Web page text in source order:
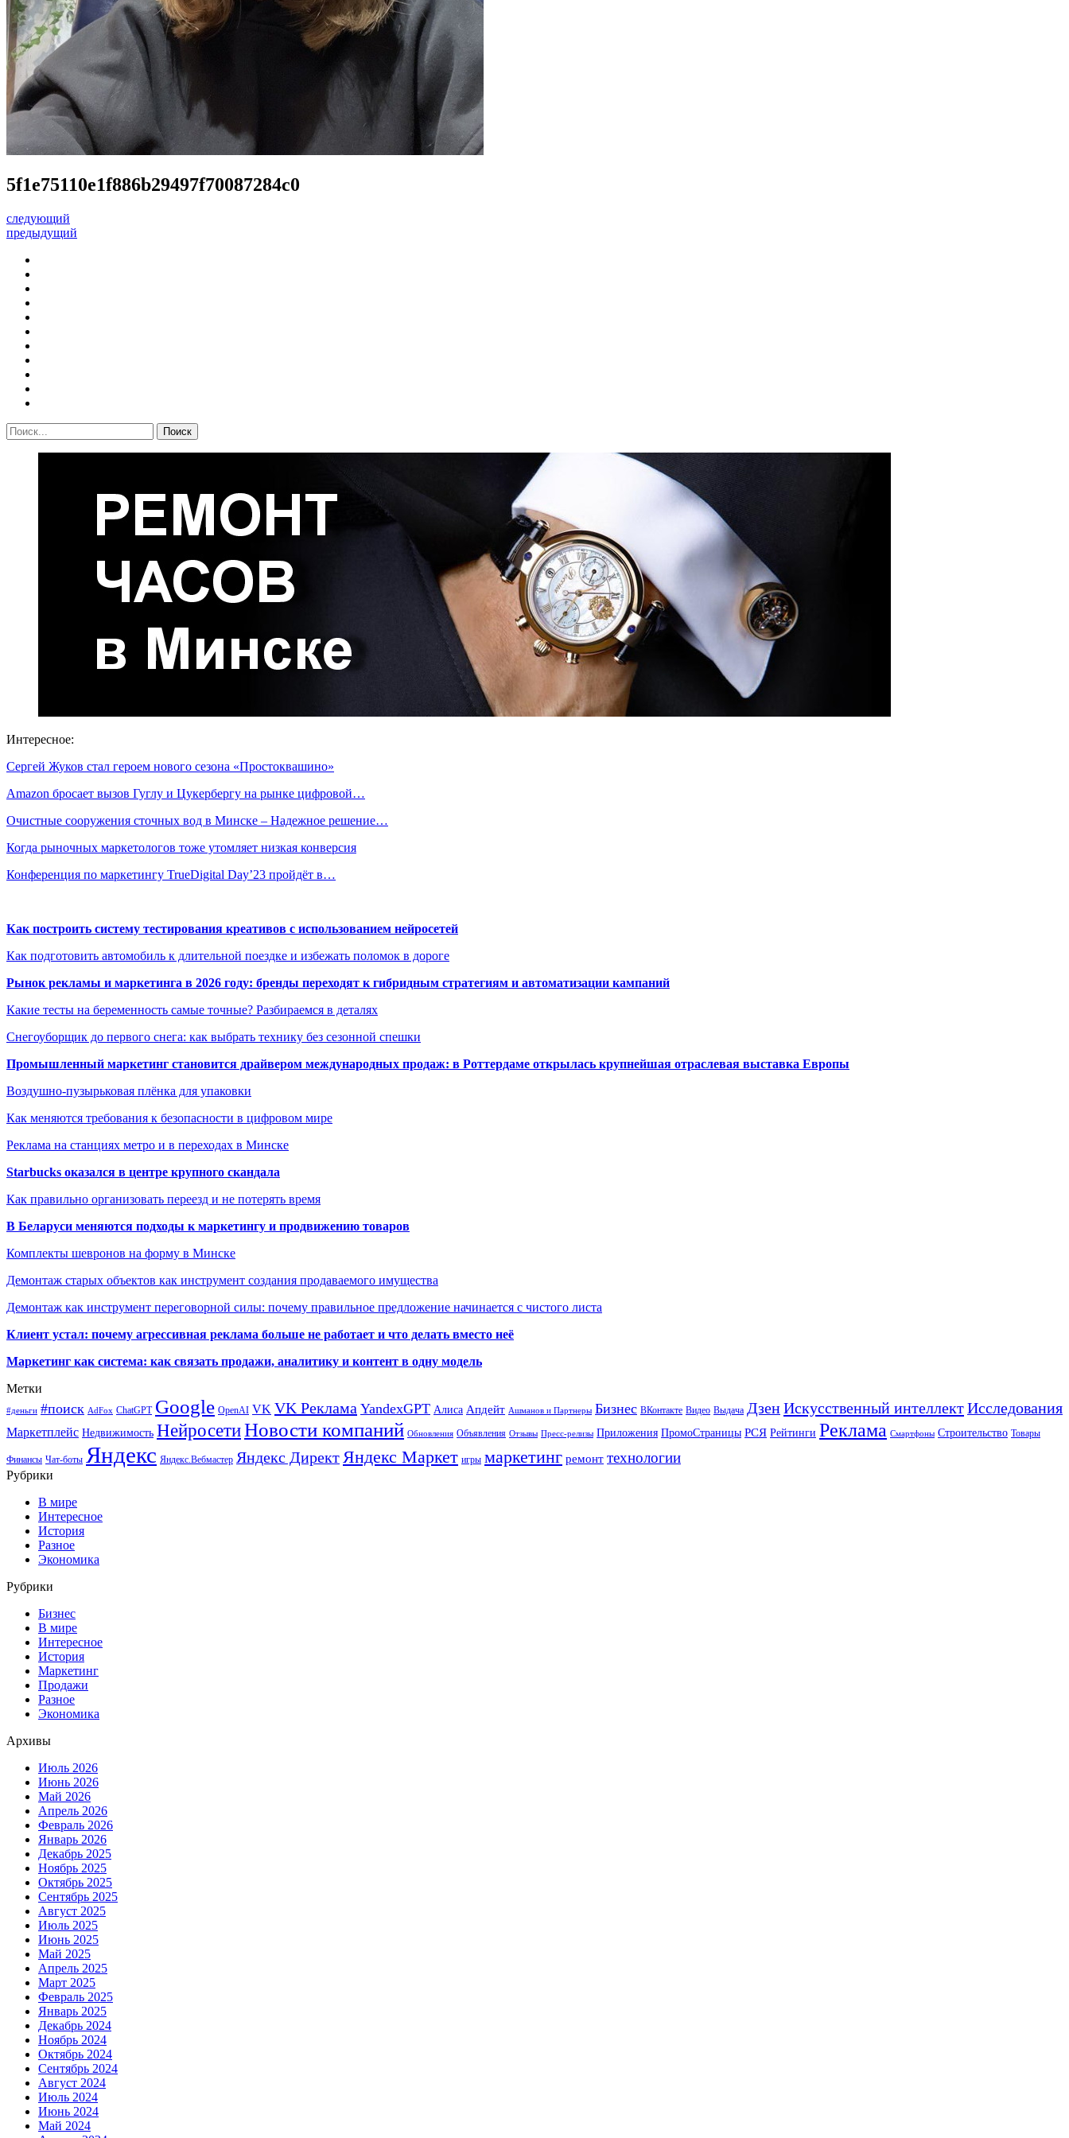
5f1e75110e1f886b29497f70087284c0
следующий
предыдущий
Интересное:
Сергей Жуков стал героем нового сезона «Простоквашино»
Amazon бросает вызов Гуглу и Цукербергу на рынке цифровой…
Очистные сооружения сточных вод в Минске – Надежное решение…
Когда рыночных маркетологов тоже утомляет низкая конверсия
Конференция по маркетингу TrueDigital Day’23 пройдёт в…
Как построить систему тестирования креативов с использованием нейросетей
Как подготовить автомобиль к длительной поездке и избежать поломок в дороге
Рынок рекламы и маркетинга в 2026 году: бренды переходят к гибридным стратегиям и автоматизации кампаний
Какие тесты на беременность самые точные? Разбираемся в деталях
Снегоуборщик до первого снега: как выбрать технику без сезонной спешки
Промышленный маркетинг становится драйвером международных продаж: в Роттердаме открылась крупнейшая отраслевая выставка Европы
Воздушно-пузырьковая плёнка для упаковки
Как меняются требования к безопасности в цифровом мире
Реклама на станциях метро и в переходах в Минске
Starbucks оказался в центре крупного скандала
Как правильно организовать переезд и не потерять время
В Беларуси меняются подходы к маркетингу и продвижению товаров
Комплекты шевронов на форму в Минске
Демонтаж старых объектов как инструмент создания продаваемого имущества
Демонтаж как инструмент переговорной силы: почему правильное предложение начинается с чистого листа
Клиент устал: почему агрессивная реклама больше не работает и что делать вместо неё
Маркетинг как система: как связать продажи, аналитику и контент в одну модель
Метки
#деньги #поиск AdFox ChatGPT Google OpenAI VK VK Реклама YandexGPT Алиса Апдейт Ашманов и Партнеры Бизнес ВКонтакте Видео Выдача ДзенИскусственный интеллектИсследования
Маркетплейс Недвижимость НейросетиНовости компаний Обновления Объявления Отзывы Пресс-релизы Приложения ПромоСтраницы РСЯ Рейтинги Реклама Смартфоны Строительство Товары
Финансы Чат-боты Яндекс Яндекс.Вебмастер Яндекс Директ Яндекс Маркет игры маркетинг ремонт технологии
Рубрики
В мире
Интересное
История
Разное
Экономика
Рубрики
Бизнес
В мире
Интересное
История
Маркетинг
Продажи
Разное
Экономика
Архивы
Июль 2026
Июнь 2026
Май 2026
Апрель 2026
Февраль 2026
Январь 2026
Декабрь 2025
Ноябрь 2025
Октябрь 2025
Сентябрь 2025
Август 2025
Июль 2025
Июнь 2025
Май 2025
Апрель 2025
Март 2025
Февраль 2025
Январь 2025
Декабрь 2024
Ноябрь 2024
Октябрь 2024
Сентябрь 2024
Август 2024
Июль 2024
Июнь 2024
Май 2024